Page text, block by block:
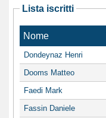
Lista iscritti
Nome
Dondeynaz Henri
Dooms Matteo
Faedi Mark
Fassin Daniele